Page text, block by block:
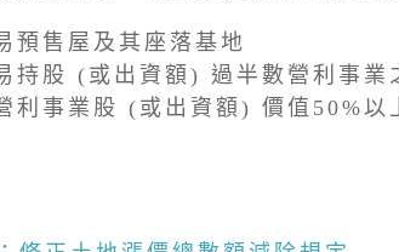
預售屋及其座落基地
持股 (或出資額) 過半數營利事業
利事業股 (或出資額) 價值50%以